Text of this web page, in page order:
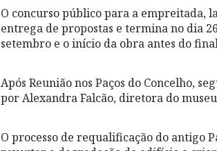
O concurso público para a empreitada,
entrega de propostas e termina no dia
setembro e o início da obra antes do
Após Reunião nos Paços do Concelho,
por Alexandra Falcão, diretora do
O processo de requalificação do antigo